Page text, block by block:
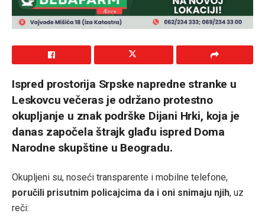
Ispred prostorija Srpske napredne stranke u
Leskovcu večeras je održano protestno
okupljanje u znak podrške Dijani Hrki, koja je
danas započela štrajk glađu ispred Doma
Narodne skupštine u Beogradu.
Okupljeni su, noseći transparente i mobilne telefone,
poručili prisutnim policajcima da i oni snimaju njih, uz
reči: